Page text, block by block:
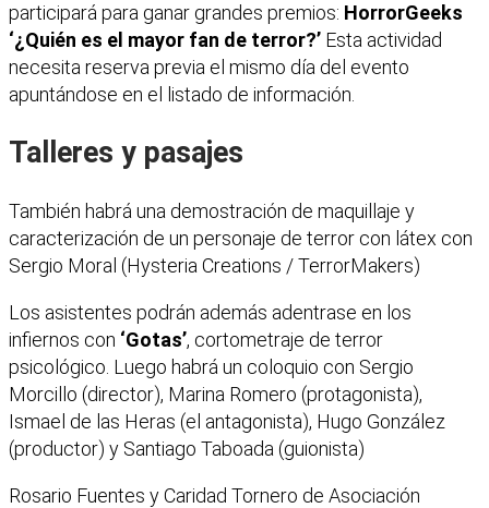
participará para ganar grandes premios: HorrorGeeks
‘¿Quién es el mayor fan de terror?’ Esta actividad
necesita reserva previa el mismo día del evento
apuntándose en el listado de información.
Talleres y pasajes
También habrá una demostración de maquillaje y
caracterización de un personaje de terror con látex con
Sergio Moral (Hysteria Creations / TerrorMakers)
Los asistentes podrán además adentrase en los
infiernos con ‘Gotas’, cortometraje de terror
psicológico. Luego habrá un coloquio con Sergio
Morcillo (director), Marina Romero (protagonista),
Ismael de las Heras (el antagonista), Hugo González
(productor) y Santiago Taboada (guionista)
Rosario Fuentes y Caridad Tornero de Asociación